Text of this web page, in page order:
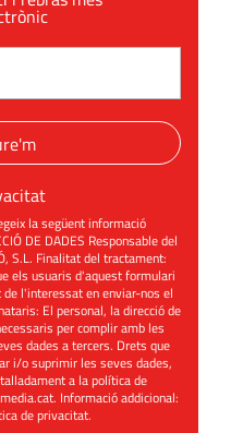
la següent informació
DE DADES Responsable del
S.L. Finalitat del tractament:
els usuaris d'aquest formulari
l'interessat en enviar-nos el
El personal, la direcció de
per complir amb les
dades a tercers. Drets que
i/o suprimir les seves dades,
a la política de
. Informació addicional:
de privacitat.